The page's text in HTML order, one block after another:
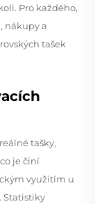
Pro každého,
nákupy a
tašek
tašky,
je činí
využitím u
Statistiky